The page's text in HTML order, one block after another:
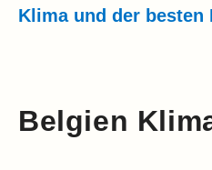
Klima und der besten
Belgien